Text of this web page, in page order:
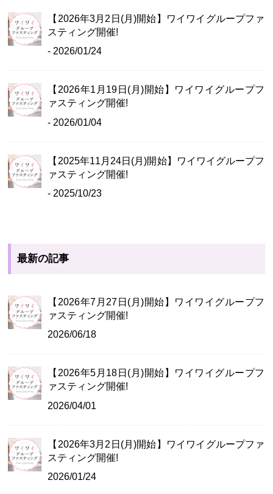
【2026年3月2日(月)開始】ワイワイグループファ
スティング開催!
- 2026/01/24
【2026年1月19日(月)開始】ワイワイグループフ
ァスティング開催!
- 2026/01/04
【2025年11月24日(月)開始】ワイワイグループフ
ァスティング開催!
- 2025/10/23
最新の記事
【2026年7月27日(月)開始】ワイワイグループフ
ァスティング開催!
2026/06/18
【2026年5月18日(月)開始】ワイワイグループフ
ァスティング開催!
2026/04/01
【2026年3月2日(月)開始】ワイワイグループファ
スティング開催!
2026/01/24